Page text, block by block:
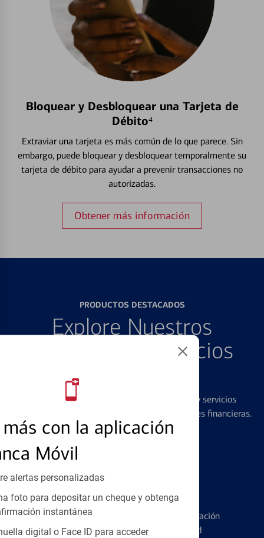
con la aplicación
Móvil
alertas personalizadas
foto para depositar un cheque y obtenga
instantánea
digital o Face ID para acceder
Bloquear y Desbloquear una Tarjeta de
Débito⁴
Extraviar una tarjeta es más común de lo que parece. Sin
embargo, puede bloquear y desbloquear temporalmente su
tarjeta de débito para ayudar a prevenir transacciones no
autorizadas.
Obtener más información
PRODUCTOS DESTACADOS
Explore Nuestros
Productos y Servicios
Destacados
Ofrecemos una amplia gama de productos y servicios
diseñados para ayudar con todas sus necesidades financieras.
Tarjetas de Crédito
Conozca los pormenores de la administración
de tarjetas de crédito y la identidad